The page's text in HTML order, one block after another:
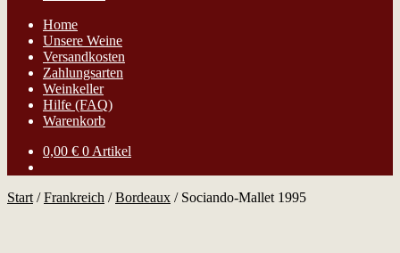
Home
Unsere Weine
Versandkosten
Zahlungsarten
Weinkeller
Hilfe (FAQ)
Warenkorb
0,00 € 0 Artikel
Start /Frankreich /Bordeaux / Sociando-Mallet 1995